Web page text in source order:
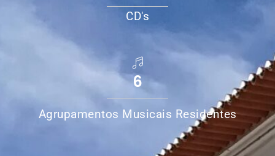
CD's
6
Agrupamentos Musicais Residentes